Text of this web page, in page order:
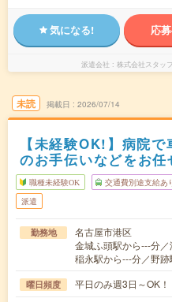
気になる! 応
派遣会社 株式会社スタッ
未読 掲載日 2026/07/14
【未経験OK!】病院
のお手伝いなどをお任
職種未経験OK 交通費別途支給あ
派遣
勤務地
名古屋市港区
金城ふ頭駅から---分
稲永駅から---分／野
曜日頻度 平日のみ週3日～OK！